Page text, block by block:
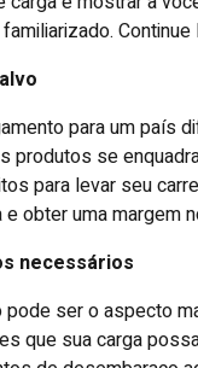
para um país
produtos se
para levar seu
obter uma margem
necessários
pode ser o aspecto
que sua carga